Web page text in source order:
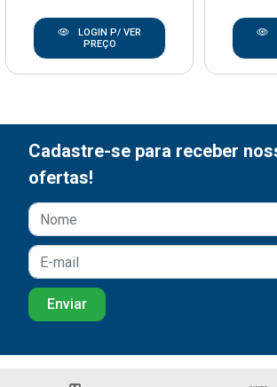
LOGIN P/ VER
PREÇO
Cadastre-se para receber
ofertas!